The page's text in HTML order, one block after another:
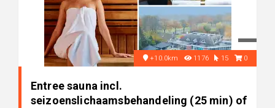
+10.0km 1176 15 0
Entree sauna incl.
seizoenslichaamsbehandeling (25 min) of